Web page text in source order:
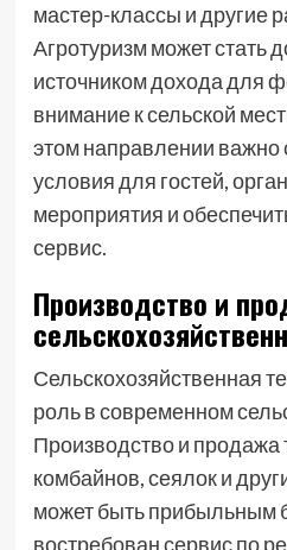
мастер-классы и другие
Агротуризм может стать
источником дохода для
внимание к сельской
этом направлении
условия для гостей,
мероприятия и
сервис.
Производство и
Сельскохозяйственная
роль в современном
Производство и продажа
комбайнов, сеялок и
может быть прибыльным
востребован сервис по